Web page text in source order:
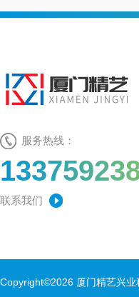
服务热线：
联系我们
Copyright©2026 厦门精艺兴